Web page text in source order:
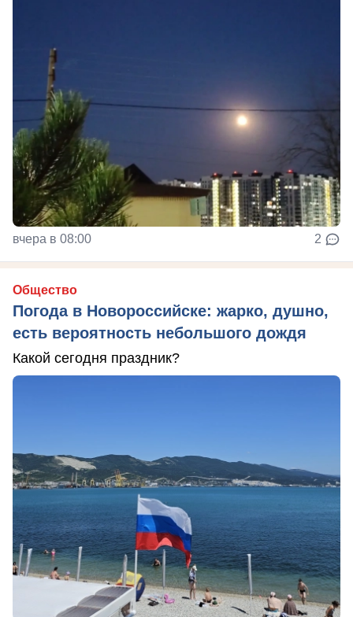
вчера в 08:00 2
Общество
Погода в Новороссийске: жарко, душно,
есть вероятность небольшого дождя
Какой сегодня праздник?